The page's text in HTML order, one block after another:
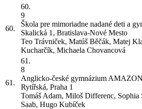
60.
60.
9
Škola pre mimoriadne nadané deti a
Skalická 1, Bratislava-Nové Mesto
Teo Trávniček, Matúš Běčák, Matej
Kucharčík, Michaela Chovancová
61.
61.
8
Anglicko-české gymnázium
Rytířská, Praha 1
Tomáš Adam, Miloš Differenc, Sophia
Saab, Hugo Kubíček